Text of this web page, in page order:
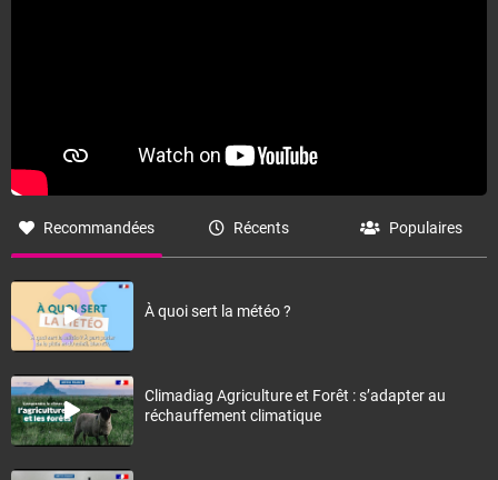
Recommandées Récents Populaires
À quoi sert la météo ?
Climadiag Agriculture et Forêt : s’adapter au
réchauffement climatique